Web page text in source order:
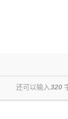
还可以输入320